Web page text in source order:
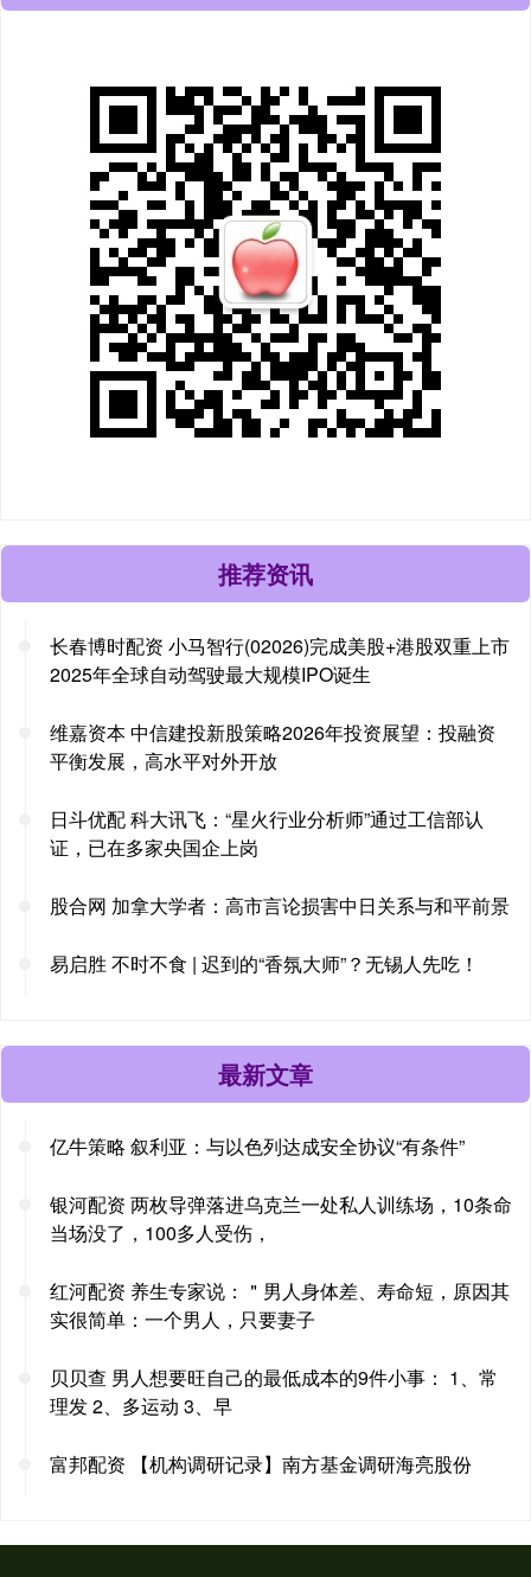
推荐资讯
长春博时配资 小马智行(02026)完成美股+港股双重上市
2025年全球自动驾驶最大规模IPO诞生
维嘉资本 中信建投新股策略2026年投资展望：投融资
平衡发展，高水平对外开放
日斗优配 科大讯飞：“星火行业分析师”通过工信部认
证，已在多家央国企上岗
股合网 加拿大学者：高市言论损害中日关系与和平前景
易启胜 不时不食 | 迟到的“香氛大师”？无锡人先吃！
最新文章
亿牛策略 叙利亚：与以色列达成安全协议“有条件”
银河配资 两枚导弹落进乌克兰一处私人训练场，10条命
当场没了，100多人受伤，
红河配资 养生专家说：＂男人身体差、寿命短，原因其
实很简单：一个男人，只要妻子
贝贝查 男人想要旺自己的最低成本的9件小事： 1、常
理发 2、多运动 3、早
富邦配资 【机构调研记录】南方基金调研海亮股份